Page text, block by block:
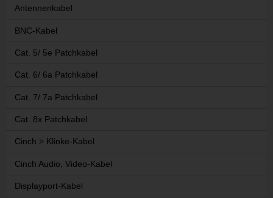
Antennenkabel
BNC-Kabel
Cat. 5/ 5e Patchkabel
Cat. 6/ 6a Patchkabel
Cat. 7/ 7a Patchkabel
Cat. 8x Patchkabel
Cinch > Klinke-Kabel
Cinch Audio, Video-Kabel
Displayport-Kabel